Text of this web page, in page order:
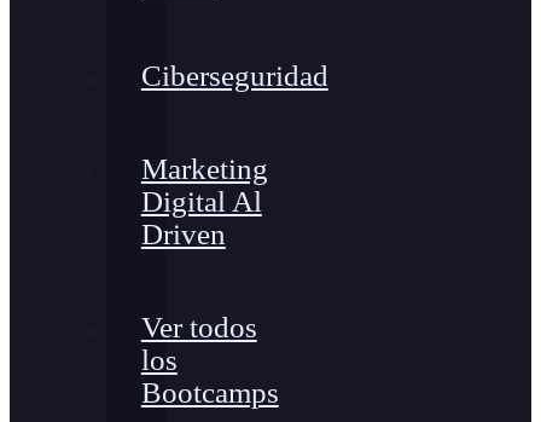
Ciberseguridad
Marketing
Digital Al
Driven
Ver todos
los
Bootcamps